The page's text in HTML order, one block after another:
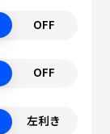
OFF
OFF
左利き